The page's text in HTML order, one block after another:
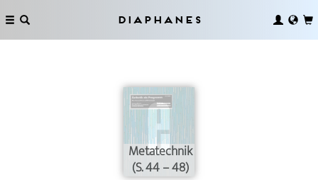
Diaphanes
Metatechnik
(S. 44 – 48)